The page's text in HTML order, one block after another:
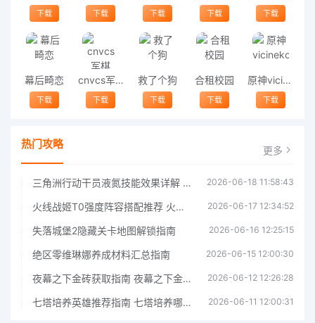
下载 下载 下载 下载 下载
幕后畸恋
下载
cnvcs军棋
下载
救了个狗
下载
合租校园
下载
原神vicineko
下载
热门攻略 更多
三角洲行动干员液氮技能效果详解 三角洲行动干员液氮技能介绍 2026-06-18 11:58:43
火线战姬T0强度阵容搭配推荐 火线战姬T0强度阵容哪个好 2026-06-17 12:34:52
失落城堡2隐藏关卡地图解锁指南 2026-06-16 12:25:15
绝区零维琳娜养成材料汇总指南 2026-06-15 12:00:30
夜幕之下金砖获取指南 夜幕之下金砖获取方法 2026-06-12 12:26:28
七塔培养英雄推荐指南 七塔培养哪个英雄好 2026-06-11 12:00:31